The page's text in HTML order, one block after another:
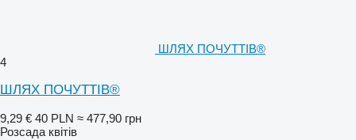
ШЛЯХ ПОЧУТТІВ®
4
ШЛЯХ ПОЧУТТІВ®
9,29 € 40 PLN ≈ 477,90 грн
Розсада квітів